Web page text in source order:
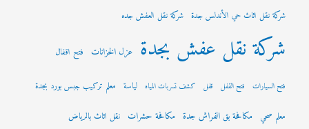
شركة نقل اثاث حي الأندلس جدة شركة نقل العفش جده
شركة نقل عفش بجدة عزل الخزانات فتح اقفال
فتح السيارات فتح القفل قفل كشف تسربات المياه لياسة معلم تركيب جبس بورد بجدة
معلم صحي مكافحة بق الفراش جدة مكافحة حشرات نقل اثاث بالرياض